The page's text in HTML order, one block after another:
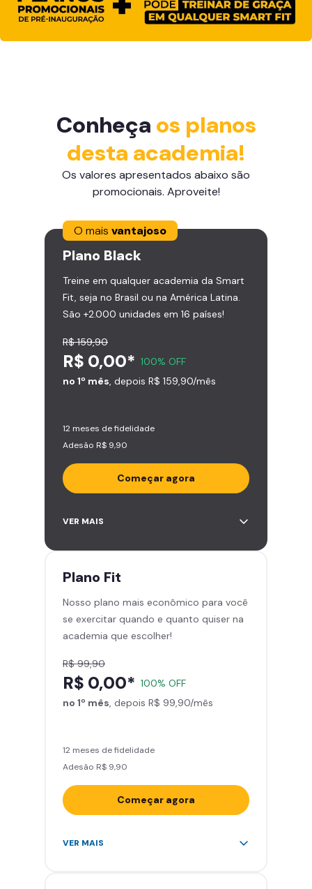
Conheça os planos
desta academia!
Os valores apresentados abaixo são
promocionais. Aproveite!
O mais vantajoso
Plano Black
Treine em qualquer academia da Smart
Fit, seja no Brasil ou na América Latina.
São +2.000 unidades em 16 países!
R$ 159,90
R$ 0,00* 100% OFF
no 1º mês, depois R$ 159,90/mês
12 meses de fidelidade
Adesão R$ 9,90
Começar agora
Acesso ilimitado a +2.000
Leve 5 amigos por mês para
Cadeira de massagem
Área de musculação e aeróbicos
Smart Fit App
VER MAIS
Plano Fit
Nosso plano mais econômico para você
se exercitar quando e quanto quiser na
academia que escolher!
R$ 99,90
R$ 0,00* 100% OFF
no 1º mês, depois R$ 99,90/mês
12 meses de fidelidade
Adesão R$ 9,90
Começar agora
Acesso ilimitado a +2.000
VER MAIS